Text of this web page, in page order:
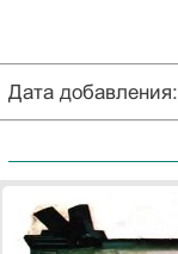
Дата добавления: